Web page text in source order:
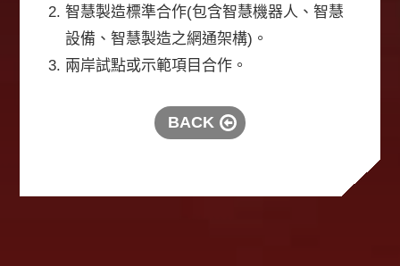
智慧製造標準合作(包含智慧機器人、智慧
設備、智慧製造之網通架構)。
兩岸試點或示範項目合作。
BACK